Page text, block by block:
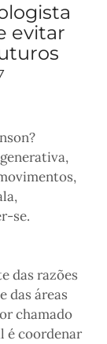
evitar
se.
das razões
das áreas
chamado
é coordenar